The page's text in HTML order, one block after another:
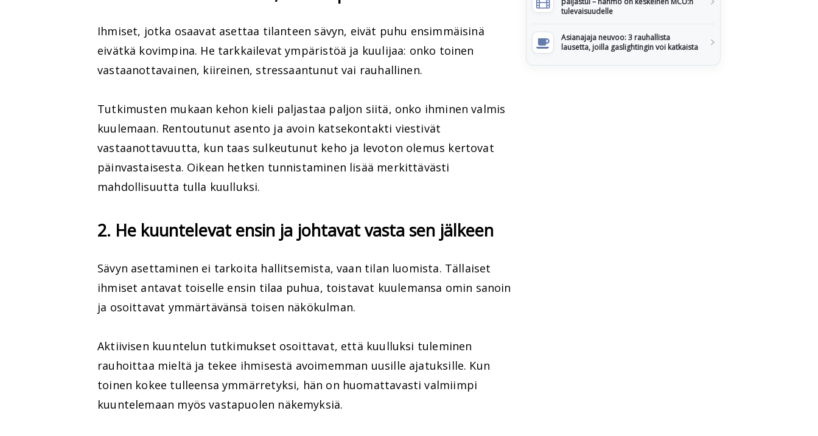
Ihmiset, jotka osaavat asettaa tilanteen sävyn, eivät puhu ensimmäisinä
eivätkä kovimpina. He tarkkailevat ympäristöä ja kuulijaa: onko toinen
vastaanottavainen, kiireinen, stressaantunut vai rauhallinen.
Tutkimusten mukaan kehon kieli paljastaa paljon siitä, onko ihminen valmis
kuulemaan. Rentoutunut asento ja avoin katsekontakti viestivät
vastaanottavuutta, kun taas sulkeutunut keho ja levoton olemus kertovat
päinvastaisesta. Oikean hetken tunnistaminen lisää merkittävästi
mahdollisuutta tulla kuulluksi.
2. He kuuntelevat ensin ja johtavat vasta sen jälkeen
Sävyn asettaminen ei tarkoita hallitsemista, vaan tilan luomista. Tällaiset
ihmiset antavat toiselle ensin tilaa puhua, toistavat kuulemansa omin sanoin
ja osoittavat ymmärtävänsä toisen näkökulman.
Aktiivisen kuuntelun tutkimukset osoittavat, että kuulluksi tuleminen
rauhoittaa mieltä ja tekee ihmisestä avoimemman uusille ajatuksille. Kun
toinen kokee tulleensa ymmärretyksi, hän on huomattavasti valmiimpi
kuuntelemaan myös vastapuolen näkemyksiä.
tulevaisuudelle
Asianajaja neuvoo: 3 rauhallista
lausetta, joilla gaslightingin voi katkaista